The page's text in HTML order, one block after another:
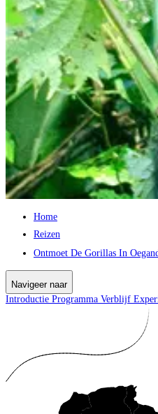
Home
Reizen
Ontmoet De Gorillas In
Navigeer naar
Introductie Programma Verblijf